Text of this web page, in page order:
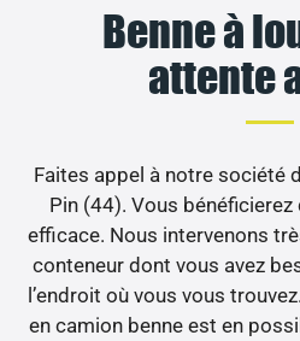
Benne à
attente
Faites appel à notre société
Pin (44). Vous bénéficierez
efficace. Nous intervenons
conteneur dont vous avez
l’endroit où vous vous
en camion benne est en